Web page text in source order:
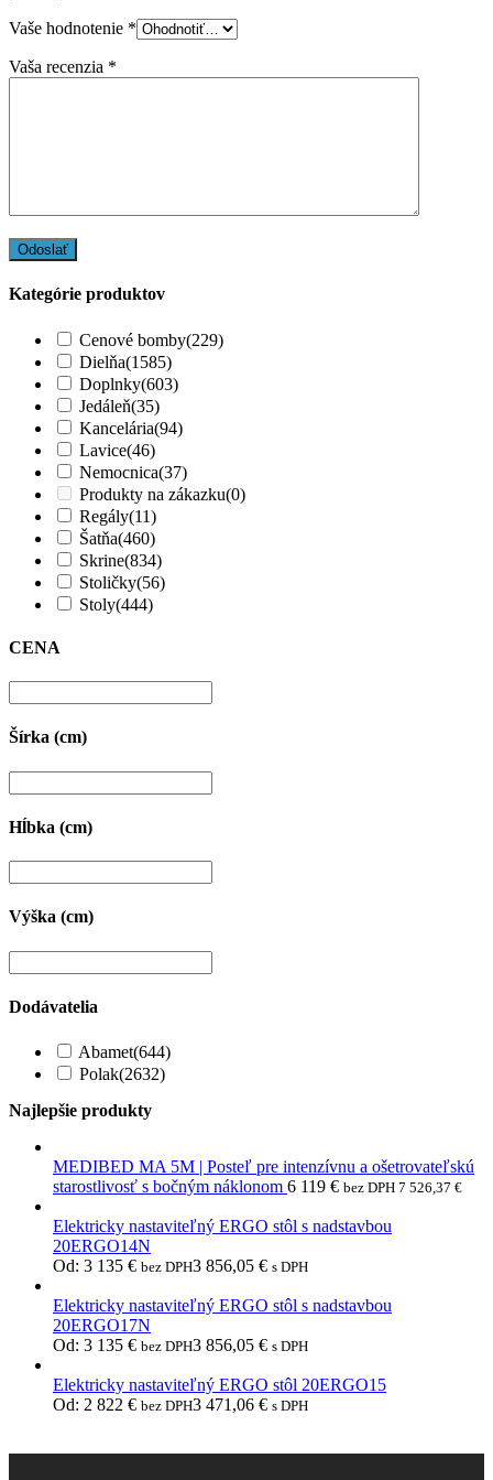
Vaše hodnotenie *
Vaša recenzia *
Kategórie produktov
Cenové bomby(229)
Dielňa(1585)
Doplnky(603)
Jedáleň(35)
Kancelária(94)
Lavice(46)
Nemocnica(37)
Produkty na zákazku(0)
Regály(11)
Šatňa(460)
Skrine(834)
Stoličky(56)
Stoly(444)
CENA
Šírka (cm)
Hĺbka (cm)
Výška (cm)
Dodávatelia
Abamet(644)
Polak(2632)
Najlepšie produkty
MEDIBED MA 5M | Posteľ pre intenzívnu a ošetrovateľskú
starostlivosť s bočným náklonom 6 119 € bez DPH 7 526,37 €
Elektricky nastaviteľný ERGO stôl s nadstavbou
20ERGO14N
Od: 3 135 € bez DPH3 856,05 € s DPH
Elektricky nastaviteľný ERGO stôl s nadstavbou
20ERGO17N
Od: 3 135 € bez DPH3 856,05 € s DPH
Elektricky nastaviteľný ERGO stôl 20ERGO15
Od: 2 822 € bez DPH3 471,06 € s DPH